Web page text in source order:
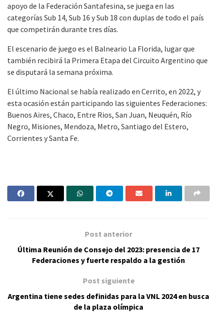
apoyo de la Federación Santafesina, se juega en las
categorías Sub 14, Sub 16 y Sub 18 con duplas de todo el país
que competirán durante tres días.
El escenario de juego es el Balneario La Florida, lugar que
también recibirá la Primera Etapa del Circuito Argentino que
se disputará la semana próxima.
El último Nacional se había realizado en Cerrito, en 2022, y
esta ocasión están participando las siguientes Federaciones:
Buenos Aires, Chaco, Entre Rios, San Juan, Neuquén, Río
Negro, Misiones, Mendoza, Metro, Santiago del Estero,
Corrientes y Santa Fe.
Post anterior
Última Reunión de Consejo del 2023: presencia de 17
Federaciones y fuerte respaldo a la gestión
Post siguiente
Argentina tiene sedes definidas para la VNL 2024 en busca
de la plaza olímpica